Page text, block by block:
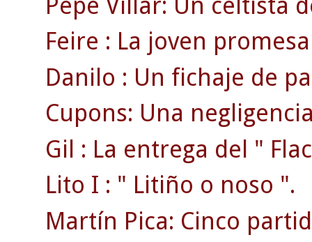
Feire : La joven
Danilo : Un fichaje de
Cupons: Una
Gil : La entrega del "
Lito I : " Litiño o noso ".
Martín Pica: Cinco